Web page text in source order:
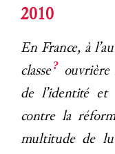
2010
En France, à
classe ?
de l’identité
contre la
multitude de